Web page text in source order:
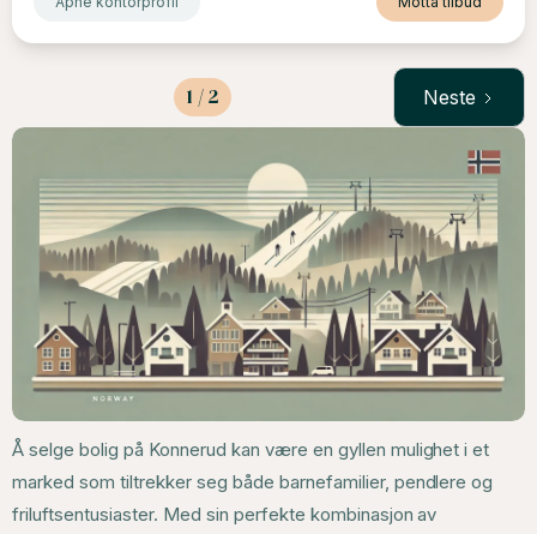
1 / 2 Neste
Å selge bolig på Konnerud kan være en gyllen mulighet i et
marked som tiltrekker seg både barnefamilier, pendlere og
friluftsentusiaster. Med sin perfekte kombinasjon av